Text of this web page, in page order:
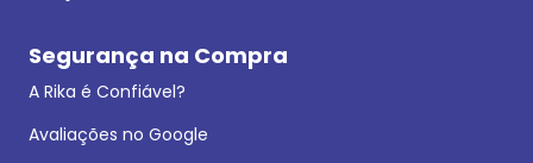
Segurança na Compra
A Rika é Confiável?
Avaliações no Google